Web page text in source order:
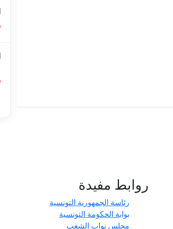
روابط مفيدة
رئاسة الجمهورية التونسية
بوابة الحكومة التونسية
مجلس نواب الشعب